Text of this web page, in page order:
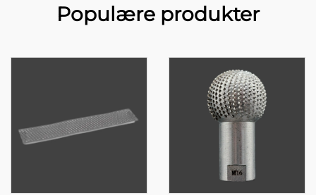
Populære produkter